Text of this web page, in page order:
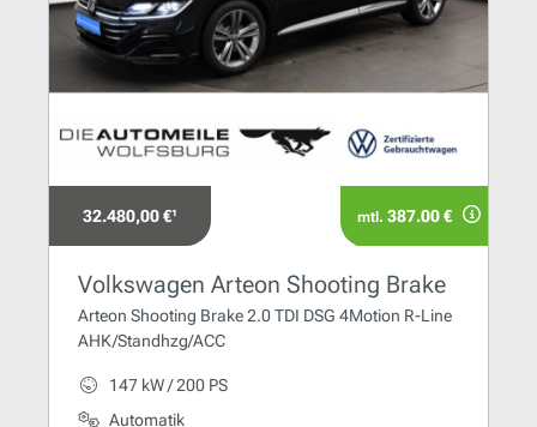
32.480,00 €¹ mtl. 387.00 €
Volkswagen Arteon Shooting Brake
Arteon Shooting Brake 2.0 TDI DSG 4Motion R-Line
AHK/Standhzg/ACC
147 kW / 200 PS
Automatik